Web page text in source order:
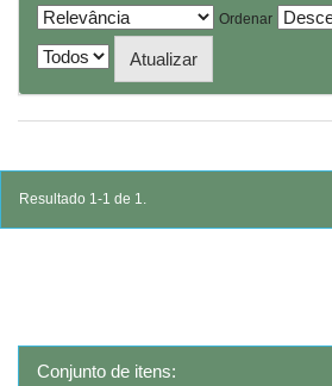
Ordenar
Resultado 1-1 de 1.
Conjunto de itens: